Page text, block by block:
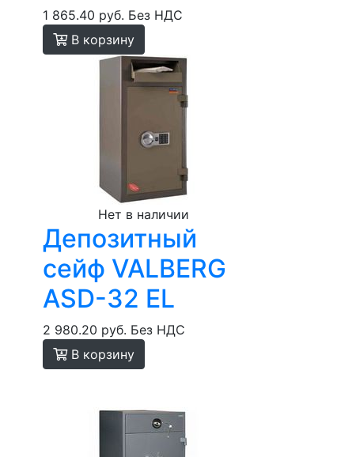
1 865.40 руб. Без НДС
В корзину
Нет в наличии
Депозитный
сейф VALBERG
ASD-32 EL
2 980.20 руб. Без НДС
В корзину